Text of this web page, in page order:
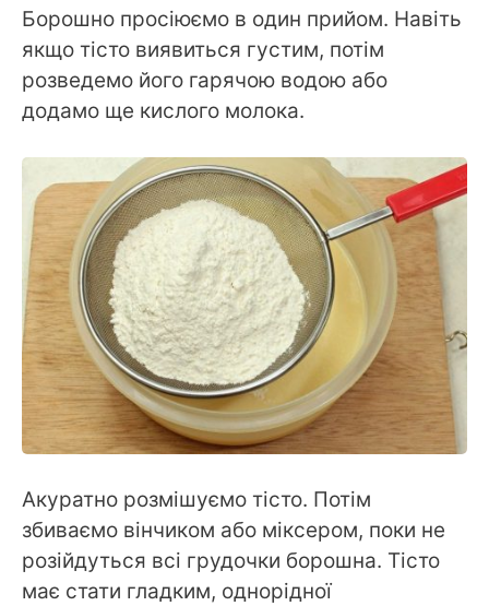
Борошно просіюємо в один прийом. Навіть
якщо тісто виявиться густим, потім
розведемо його гарячою водою або
додамо ще кислого молока.
Акуратно розмішуємо тісто. Потім
збиваємо вінчиком або міксером, поки не
розійдуться всі грудочки борошна. Тісто
має стати гладким, однорідної